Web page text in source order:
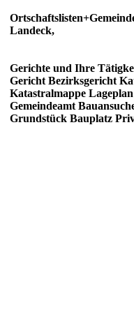
Landeck,
Gerichte und Ihre
Gericht Bezirksgericht
Katastralmappe
Gemeindeamt
Grundstück Bauplatz